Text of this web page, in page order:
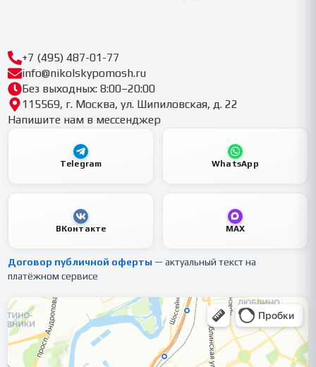
+7 (495) 487-01-77
info@nikolskypomosh.ru
Без выходных: 8:00–20:00
115569, г. Москва, ул. Шипиловская, д. 22
Напишите нам в мессенджер
Telegram WhatsApp
ВКонтакте MAX
Договор публичной оферты — актуальный текст на
платёжном сервисе